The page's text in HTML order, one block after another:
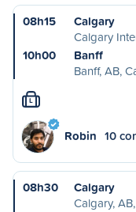
08h15
Calgary
Calgary
10h00
Banff
Banff, AB,
L
Robin 10
08h30
Calgary
Calgary,